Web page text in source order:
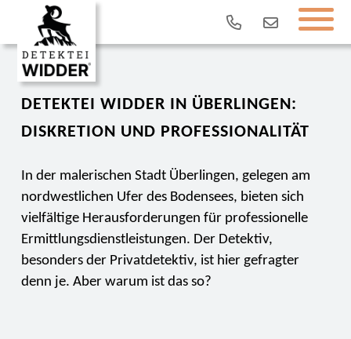
DETEKTEI WIDDER IN ÜBERLINGEN:
DISKRETION UND PROFESSIONALITÄT
In der malerischen Stadt Überlingen, gelegen am
nordwestlichen Ufer des Bodensees, bieten sich
vielfältige Herausforderungen für professionelle
Ermittlungsdienstleistungen. Der Detektiv,
besonders der Privatdetektiv, ist hier gefragter
denn je. Aber warum ist das so?